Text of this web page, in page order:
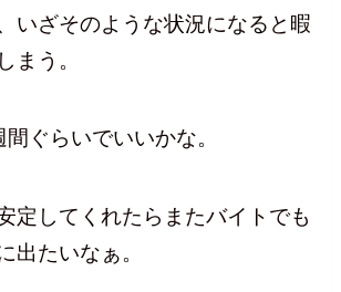
いざそのような状況になると暇
まう。
ぐらいでいいかな。
定してくれたらまたバイトでも
出たいなぁ。